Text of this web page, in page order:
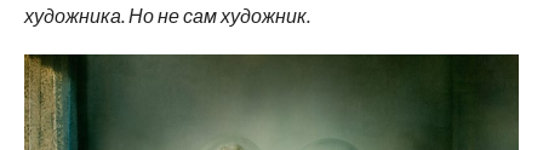
художника. Но не сам художник.